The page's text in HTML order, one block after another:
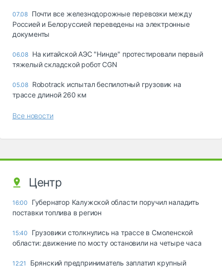
07.08 Почти все железнодорожные перевозки между
Россией и Белоруссией переведены на электронные
документы
06.08 На китайской АЭС "Нинде" протестировали первый
тяжелый складской робот CGN
05.08 Robotrack испытал беспилотный грузовик на
трассе длиной 260 км
Все новости
Центр
16:00
Губернатор Калужской области поручил наладить
поставки топлива в регион
15:40
Грузовики столкнулись на трассе в Смоленской
области: движение по мосту остановили на четыре часа
12:21
Брянский предприниматель заплатил крупный